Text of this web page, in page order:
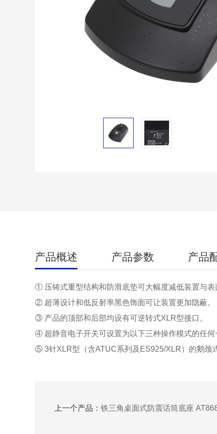
产品概述 产品参数 产品
① 压铸式重型结构和防滑底垫可大幅度减低装置与表
② 超薄设计和低反射率黑色饰面可让装置更加隐蔽。
③ 产品的顶部和后部均设有可逆转式XLR型接口。
④ 超静音电子开关可设置为以下三种操作模式的任何
⑤ 3针XLR型（含ATUC系列及ES925/XLR）的鹅颈
上一个产品： 铁三角桌面式防震话筒底座